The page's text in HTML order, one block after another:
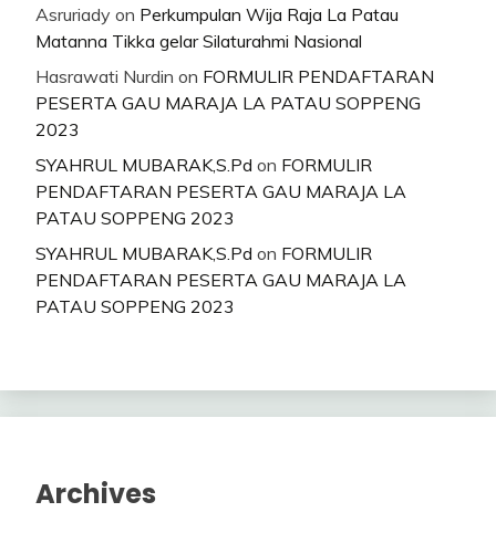
Asruriady on Perkumpulan Wija Raja La Patau
Matanna Tikka gelar Silaturahmi Nasional
Hasrawati Nurdin on FORMULIR PENDAFTARAN
PESERTA GAU MARAJA LA PATAU SOPPENG
2023
SYAHRUL MUBARAK,S.Pd on FORMULIR
PENDAFTARAN PESERTA GAU MARAJA LA
PATAU SOPPENG 2023
SYAHRUL MUBARAK,S.Pd on FORMULIR
PENDAFTARAN PESERTA GAU MARAJA LA
PATAU SOPPENG 2023
Archives